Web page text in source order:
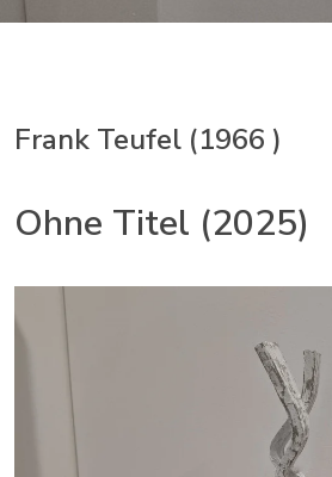
Frank Teufel (1966 )
Ohne Titel (2025)